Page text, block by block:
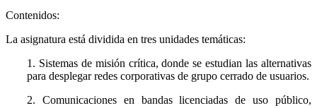
Contenidos:
La asignatura está dividida en tres unidades temáticas:
1. Sistemas de misión crítica, donde se estudian las alternativas
para desplegar redes corporativas de grupo cerrado de usuarios.
2. Comunicaciones en bandas licenciadas de uso público,